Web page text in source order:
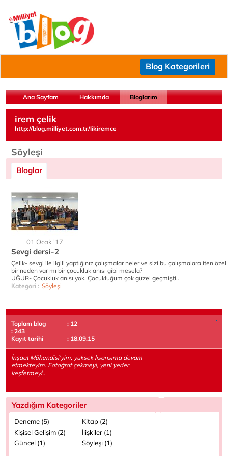
Blog Kategorileri
Ana Sayfam Hakkımda Bloglarım
irem çelik
http://blog.milliyet.com.tr/likiremce
Söyleşi
Bloglar
01 Ocak '17
Sevgi dersi-2
Çelik- sevgi ile ilgili yaptığınız çalışmalar neler ve sizi bu çalışmalara iten özel
bir neden var mı bir çocukluk anısı gibi mesela?
UĞUR- Çocukluk anısı yok. Çocukluğum çok güzel geçmişti..
Kategori : Söyleşi
Toplam blog
: 12
: 243
Kayıt tarihi
: 18.09.15
İnşaat Mühendisi'yim, yüksek lisansıma devam
etmekteyim. Fotoğraf çekmeyi, yeni yerler
keşfetmeyi..
Yazdığım Kategoriler
Deneme (5)
Kitap (2)
Kişisel Gelişim (2)
İlişkiler (1)
Güncel (1)
Söyleşi (1)